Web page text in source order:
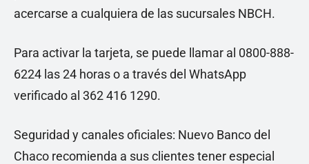
acercarse a cualquiera de las sucursales NBCH.
Para activar la tarjeta, se puede llamar al 0800-888-
6224 las 24 horas o a través del WhatsApp
verificado al 362 416 1290.
Seguridad y canales oficiales: Nuevo Banco del
Chaco recomienda a sus clientes tener especial